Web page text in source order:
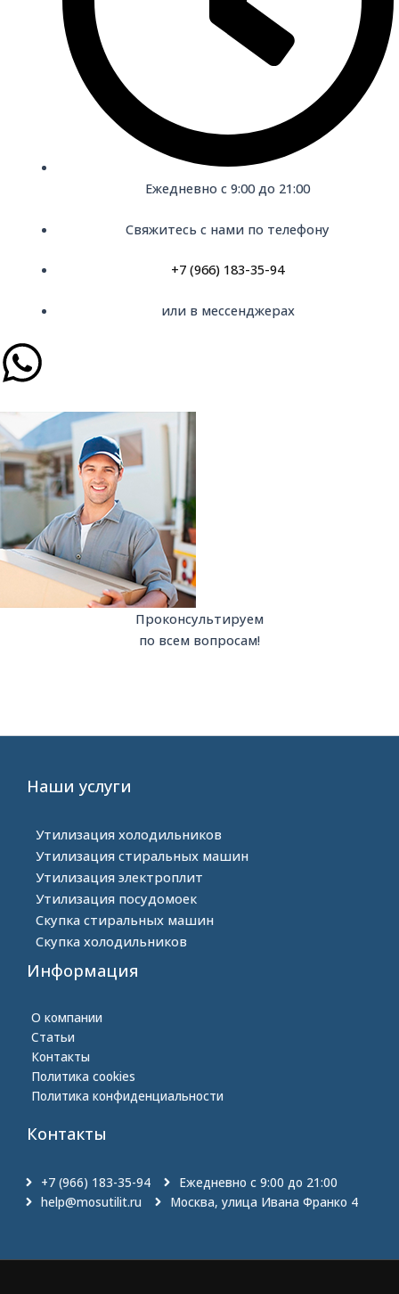
Ежедневно с 9:00 до 21:00
Свяжитесь с нами по телефону
+7 (966) 183-35-94
или в мессенджерах
W
h
a
t
s
a
Проконсультируем
по всем вопросам!
Наши услуги
Утилизация холодильников
Утилизация стиральных машин
Утилизация электроплит
Утилизация посудомоек
Скупка стиральных машин
Скупка холодильников
Информация
О компании
Статьи
Контакты
Политика cookies
Политика конфиденциальности
Контакты
+7 (966) 183-35-94
Ежедневно с 9:00 до 21:00
help@mosutilit.ru
Москва, улица Ивана Франко 4